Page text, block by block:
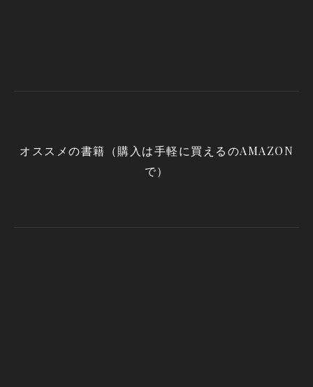
オススメの書籍（購入は手軽に買えるのAMAZON
で）